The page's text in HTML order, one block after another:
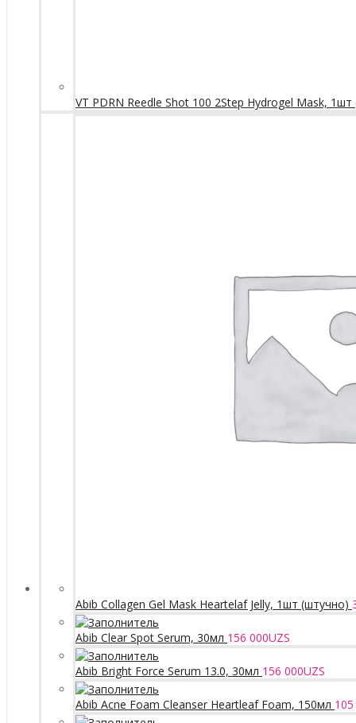
VT PDRN Reedle Shot 100 2Step Hydrogel Mask,
Abib Collagen Gel Mask Heartelaf Jelly, 1шт (штучно)
Abib Clear Spot Serum, 30мл 156 000UZS
Abib Bright Force Serum 13.0, 30мл 156 000UZS
Abib Acne Foam Cleanser Heartleaf Foam, 150мл